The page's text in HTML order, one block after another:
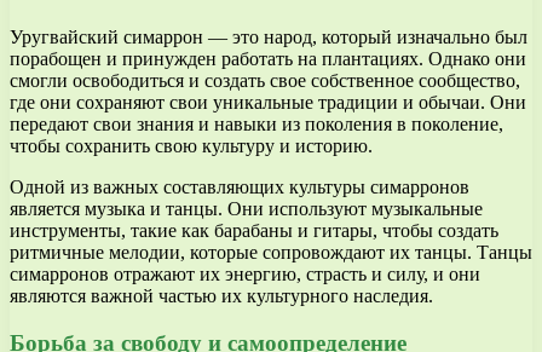
Уругвайский симаррон — это народ, который изначально был
порабощен и принужден работать на плантациях. Однако они
смогли освободиться и создать свое собственное сообщество,
где они сохраняют свои уникальные традиции и обычаи. Они
передают свои знания и навыки из поколения в поколение,
чтобы сохранить свою культуру и историю.
Одной из важных составляющих культуры симарронов
является музыка и танцы. Они используют музыкальные
инструменты, такие как барабаны и гитары, чтобы создать
ритмичные мелодии, которые сопровождают их танцы. Танцы
симарронов отражают их энергию, страсть и силу, и они
являются важной частью их культурного наследия.
Борьба за свободу и самоопределение